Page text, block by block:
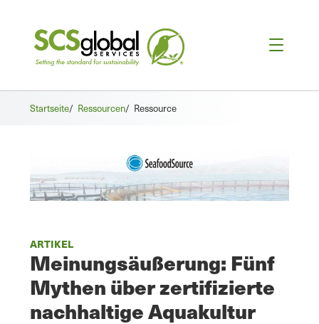
Startseite/ Ressourcen/ Ressource
ARTIKEL
Meinungsäußerung: Fünf
Mythen über zertifizierte
nachhaltige Aquakultur